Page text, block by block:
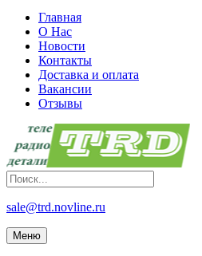
Главная
О Нас
Новости
Контакты
Доставка и оплата
Вакансии
Отзывы
sale@trd.novline.ru
Меню